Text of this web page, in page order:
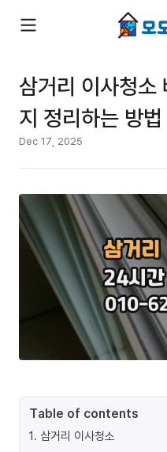
삼거리 이사청소
지 정리하는 방법
Dec 17, 2025
Table of contents
1. 삼거리 이사청소